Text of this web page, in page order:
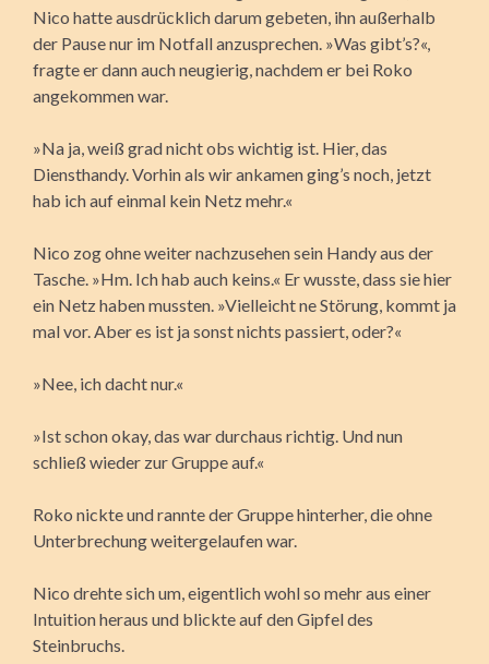
Nico hatte ausdrücklich darum gebeten, ihn außerhalb
der Pause nur im Notfall anzusprechen. »Was gibt’s?«,
fragte er dann auch neugierig, nachdem er bei Roko
angekommen war.
»Na ja, weiß grad nicht obs wichtig ist. Hier, das
Diensthandy. Vorhin als wir ankamen ging’s noch, jetzt
hab ich auf einmal kein Netz mehr.«
Nico zog ohne weiter nachzusehen sein Handy aus der
Tasche. »Hm. Ich hab auch keins.« Er wusste, dass sie hier
ein Netz haben mussten. »Vielleicht ne Störung, kommt ja
mal vor. Aber es ist ja sonst nichts passiert, oder?«
»Nee, ich dacht nur.«
»Ist schon okay, das war durchaus richtig. Und nun
schließ wieder zur Gruppe auf.«
Roko nickte und rannte der Gruppe hinterher, die ohne
Unterbrechung weitergelaufen war.
Nico drehte sich um, eigentlich wohl so mehr aus einer
Intuition heraus und blickte auf den Gipfel des
Steinbruchs.